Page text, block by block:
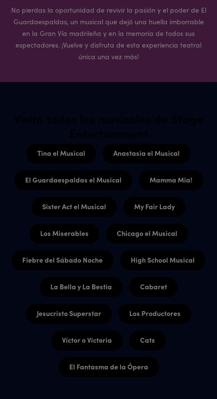
No pierdas la oportunidad de revivir la pasión y el poder de El
Guardaespaldas, un musical que dejó una huella imborrable
en la Gran Vía madrileña y en la memoria de todos sus
espectadores. ¡Vuelve y disfruta de esta experiencia teatral
única una vez más!
Tina el Musical Anastasia el Musical
El Guardaespaldas el Musical Mamma Mia!
Sister Act el Musical My Fair Lady
Los Miserables Chicago el Musical
Fiebre del Sábado Noche High School Musical
La Bella y La Bestia Cabaret
Jesucristo Superstar Los Productores
Víctor o Victoria Cats
El Fantasma de la Ópera